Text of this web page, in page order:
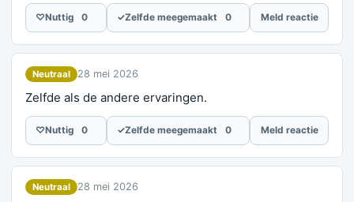
♡Nuttig 0 ✓Zelfde meegemaakt 0 Meld reactie
Neutraal 28 mei 2026
Zelfde als de andere ervaringen.
♡Nuttig 0 ✓Zelfde meegemaakt 0 Meld reactie
Neutraal 28 mei 2026